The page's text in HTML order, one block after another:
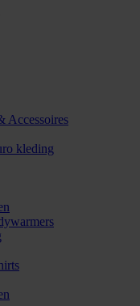
Accessoires
kleding